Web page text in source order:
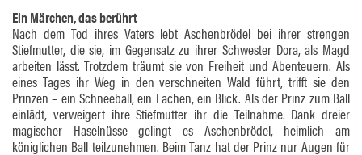
Ein Märchen, das berührt
Nach dem Tod ihres Vaters lebt Aschenbrödel bei ihrer strengen
Stiefmutter, die sie, im Gegensatz zu ihrer Schwester Dora, als Magd
arbeiten lässt. Trotzdem träumt sie von Freiheit und Abenteuern. Als
eines Tages ihr Weg in den verschneiten Wald führt, trifft sie den
Prinzen – ein Schneeball, ein Lachen, ein Blick. Als der Prinz zum Ball
einlädt, verweigert ihre Stiefmutter ihr die Teilnahme. Dank dreier
magischer Haselnüsse gelingt es Aschenbrödel, heimlich am
königlichen Ball teilzunehmen. Beim Tanz hat der Prinz nur Augen für